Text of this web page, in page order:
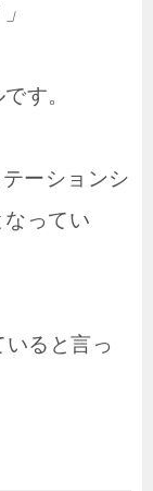
す。
ーションシ
なってい
ると言っ